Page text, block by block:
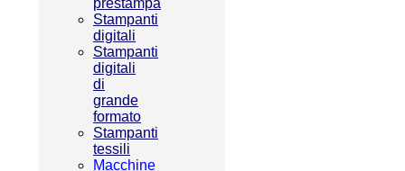
Stampanti
digitali
Stampanti
digitali
di
grande
formato
Stampanti
tessili
Macchine